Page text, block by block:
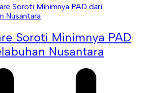
Soroti Minimnya PAD
Nusantara